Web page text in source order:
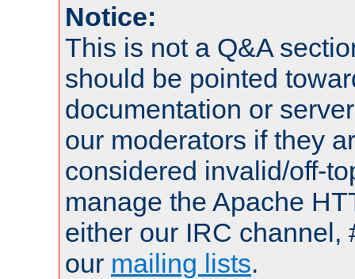
Notice:
This is not a Q&A
should be pointed
documentation or
our moderators if they
considered invalid/off-
manage the Apache
either our IRC channel,
our mailing lists.